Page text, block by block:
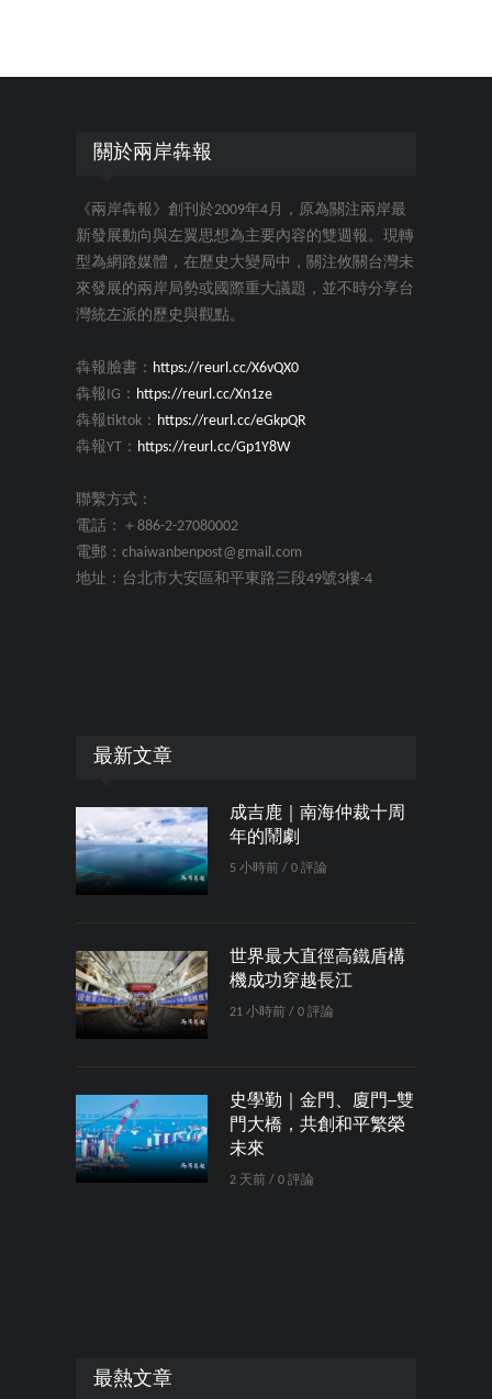
關於兩岸犇報
《兩岸犇報》創刊於2009年4月，原為關注兩岸最
新發展動向與左翼思想為主要內容的雙週報。現轉
型為網路媒體，在歷史大變局中，關注攸關台灣未
來發展的兩岸局勢或國際重大議題，並不時分享台
灣統左派的歷史與觀點。
犇報臉書： https://reurl.cc/X6vQX0
犇報IG： https://reurl.cc/Xn1ze
犇報tiktok： https://reurl.cc/eGkpQR
犇報YT： https://reurl.cc/Gp1Y8W
聯繫方式：
電話：＋886-2-27080002
電郵：chaiwanbenpost@gmail.com
地址：台北市大安區和平東路三段49號3樓-4
最新文章
成吉鹿｜南海仲裁十周
年的鬧劇
5 小時前 / 0 評論
世界最大直徑高鐵盾構
機成功穿越長江
21 小時前 / 0 評論
史學勤｜金門、廈門─雙
門大橋，共創和平繁榮
未來
2 天前 / 0 評論
最熱文章